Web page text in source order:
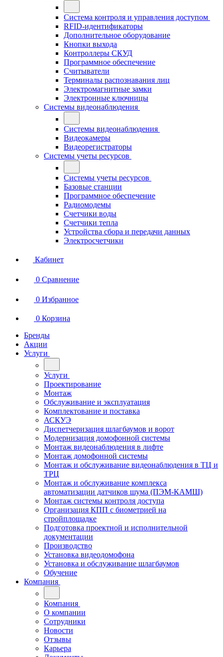
Система контроля и управления доступом
RFID-идентификаторы
Дополнительное оборудование
Кнопки выхода
Контроллеры СКУД
Программное обеспечение
Считыватели
Терминалы распознавания лиц
Электромагнитные замки
Электронные ключницы
Системы видеонаблюдения
Системы видеонаблюдения
Видеокамеры
Видеорегистраторы
Системы учеты ресурсов
Системы учеты ресурсов
Базовые станции
Программное обеспечение
Радиомодемы
Счетчики воды
Счетчики тепла
Устройства сбора и передачи данных
Электросчетчики
Кабинет
0 Сравнение
0 Избранное
0 Корзина
Бренды
Акции
Услуги
Услуги
Проектирование
Монтаж
Обслуживание и эксплуатация
Комплектование и поставка
АСКУЭ
Диспетчеризация шлагбаумов и ворот
Модернизация домофонной системы
Монтаж видеонаблюдения в лифте
Монтаж домофонной системы
Монтаж и обслуживание видеонаблюдения в ТЦ и
ТРЦ
Монтаж и обслуживание комплекса
автоматизации датчиков шума (ПЭМ-КАМШ)
Монтаж системы контроля доступа
Организация КПП с биометрией на
стройплощадке
Подготовка проектной и исполнительной
документации
Производство
Установка видеодомофона
Установка и обслуживание шлагбаумов
Обучение
Компания
Компания
О компании
Сотрудники
Новости
Отзывы
Карьера